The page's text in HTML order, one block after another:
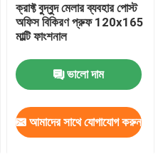
ক্রাফ্ট বুদ্বুদ মেলার ব্যবহার পোস্ট
অফিস বিকিরণ প্রুফ 120x165
মাল্টি ফাংশনাল
ভালো দাম
আমাদের সাথে যোগাযোগ করুন